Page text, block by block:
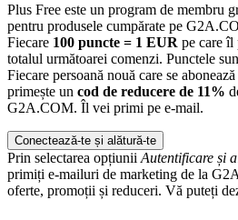
Plus Free este un program de membru
pentru produsele cumpărate pe
Fiecare 100 puncte = 1 EUR pe care îl
totalul următoarei comenzi. Punctele
Fiecare persoană nouă care se
primește un cod de reducere de 11%
G2A.COM. Îl vei primi pe e-mail.
Conectează-te și alătură-te
Prin selectarea opțiunii Autentificare și
primiți e-mailuri de marketing de la
oferte, promoții și reduceri. Vă puteți